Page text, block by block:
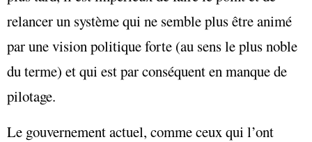
relancer un système qui ne semble plus être animé
par une vision politique forte (au sens le plus noble
du terme) et qui est par conséquent en manque de
pilotage.
Le gouvernement actuel, comme ceux qui l’ont